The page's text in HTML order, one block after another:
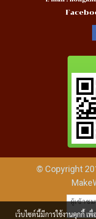
© Copyright
ผู้เข้าช
เว็บไซต์นี้มีการใช้งานคุกกี้